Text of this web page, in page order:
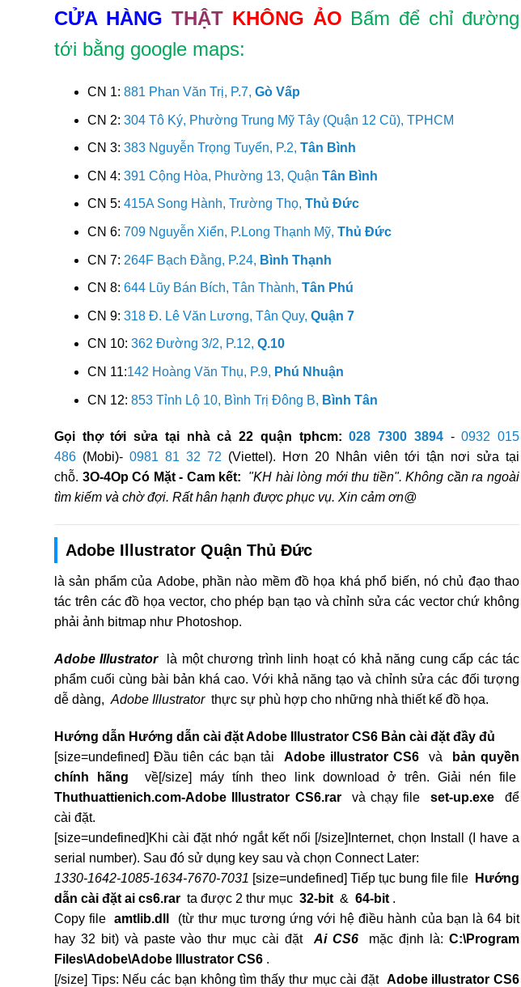
CỬA HÀNG THẬTKHÔNG ẢO Bấm để chỉ đường
tới bằng google maps:
CN 1: 881 Phan Văn Trị, P.7, Gò Vấp
CN 2: 304 Tô Ký, Phường Trung Mỹ Tây (Quận 12 Cũ), TPHCM
CN 3: 383 Nguyễn Trọng Tuyển, P.2, Tân Bình
CN 4: 391 Cộng Hòa, Phường 13, Quận Tân Bình
CN 5: 415A Song Hành, Trường Thọ, Thủ Đức
CN 6: 709 Nguyễn Xiển, P.Long Thạnh Mỹ, Thủ Đức
CN 7: 264F Bạch Đằng, P.24, Bình Thạnh
CN 8: 644 Lũy Bán Bích, Tân Thành, Tân Phú
CN 9: 318 Đ. Lê Văn Lương, Tân Quy, Quận 7
CN 10: 362 Đường 3/2, P.12, Q.10
CN 11:142 Hoàng Văn Thụ, P.9, Phú Nhuận
CN 12: 853 Tỉnh Lộ 10, Bình Trị Đông B, Bình Tân
Gọi thợ tới sửa tại nhà cả 22 quận tphcm:028 7300 3894 -0932 015
486 (Mobi)- 0981 81 32 72 (Viettel). Hơn 20 Nhân viên tới tận nơi sửa tại
chỗ. 3O-4Op Có Mặt - Cam kết:
"KH hài lòng mới thu tiền". Không cần ra ngoài
tìm kiếm và chờ đợi. Rất hân hạnh được phục vụ. Xin cảm ơn@
Adobe Illustrator Quận Thủ Đức
là sản phẩm của Adobe, phần nào mềm đồ họa khá phổ biến, nó chủ đạo thao
tác trên các đồ họa vector, cho phép bạn tạo và chỉnh sửa các vector chứ không
phải ảnh bitmap như Photoshop.
Adobe Illustrator
là một chương trình linh hoạt có khả năng cung cấp các tác
phẩm cuối cùng bài bản khá cao. Với khả năng tạo và chỉnh sửa các đối tượng
dễ dàng, Adobe Illustrator thực sự phù hợp cho những nhà thiết kế đồ họa.
Hướng dẫn Hướng dẫn cài đặt Adobe Illustrator CS6 Bản cài đặt đầy đủ
[size=undefined] Đầu tiên các bạn tải Adobe illustrator CS6 và
bản quyền
chính hãng
về[/size] máy tính theo link download ở trên. Giải nén file
Thuthuattienich.com-Adobe Illustrator CS6.rar
và chạy fileset-up.exe
để
cài đặt.
[size=undefined]Khi cài đặt nhớ ngắt kết nối [/size]Internet, chọn Install (I have a
serial number). Sau đó sử dụng key sau và chọn Connect Later:
1330-1642-1085-1634-7670-7031 [size=undefined] Tiếp tục bung file file
Hướng
dẫn cài đặt ai cs6.rar ta được 2 thư mục 32-bit & 64-bit .
Copy fileamtlib.dll
(từ thư mục tương ứng với hệ điều hành của bạn là 64 bit
hay 32 bit) và paste vào thư mục cài đặt Ai CS6 mặc định là:C:\Program
Files\Adobe\Adobe Illustrator CS6 .
[/size] Tips: Nếu các bạn không tìm thấy thư mục cài đặt Adobe illustrator CS6